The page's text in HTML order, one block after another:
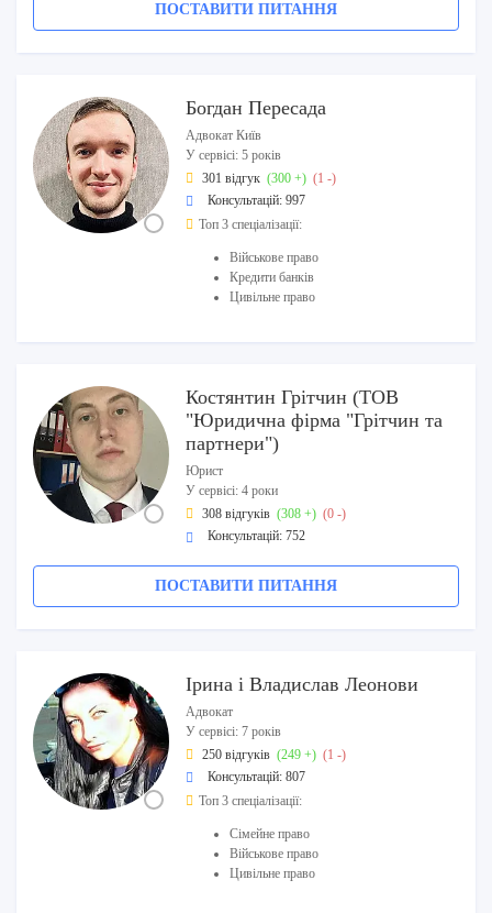
ПОСТАВИТИ ПИТАННЯ
Богдан Пересада
Адвокат Київ
У сервісі: 5 років
301 відгук (300 +) (1 -)
Консультацій: 997
Топ 3 спеціалізації:
Військове право
Кредити банків
Цивільне право
Костянтин Грітчин (ТОВ
"Юридична фірма "Грітчин та
партнери")
Юрист
У сервісі: 4 роки
308 відгуків (308 +) (0 -)
Консультацій: 752
ПОСТАВИТИ ПИТАННЯ
Ірина і Владислав Леонови
Адвокат
У сервісі: 7 років
250 відгуків (249 +) (1 -)
Консультацій: 807
Топ 3 спеціалізації:
Сімейне право
Військове право
Цивільне право